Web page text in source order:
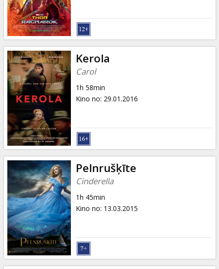
Kerola
Carol
1h 58min
Kino no: 29.01.2016
Pelnrušķīte
Cinderella
1h 45min
Kino no: 13.03.2015